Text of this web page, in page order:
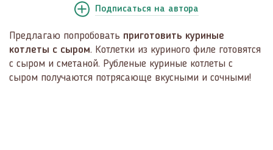
Подписаться на автора
Предлагаю попробовать приготовить куриные
котлеты с сыром. Котлетки из куриного филе готовятся
с сыром и сметаной. Рубленые куриные котлеты с
сыром получаются потрясающе вкусными и сочными!